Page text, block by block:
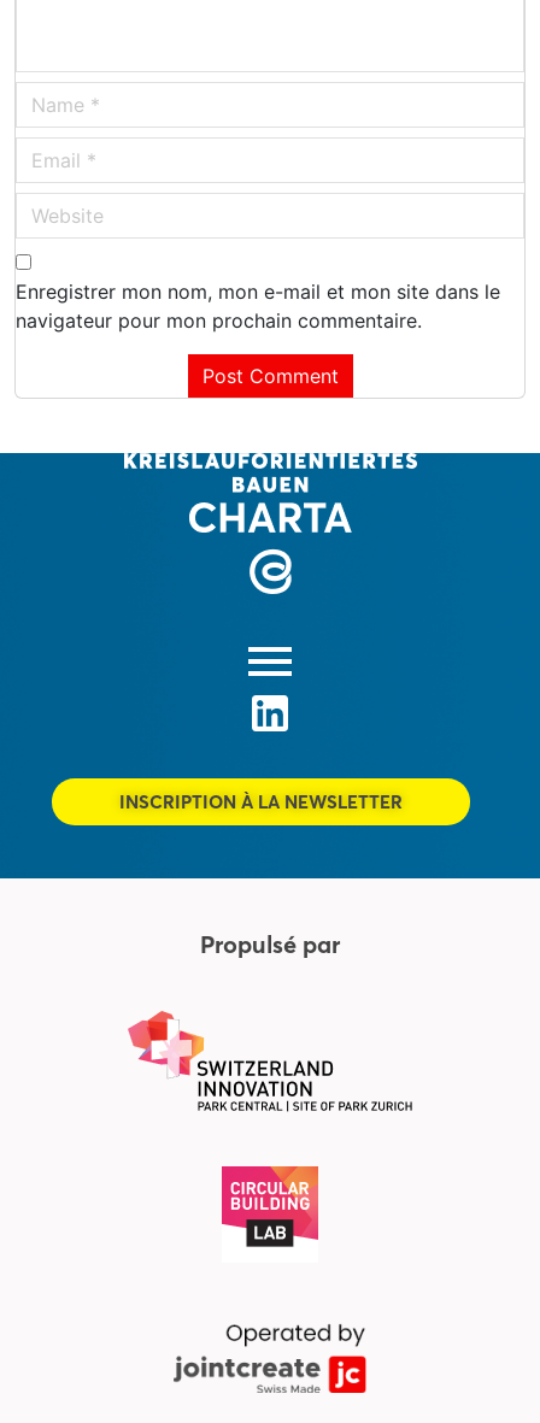
Enregistrer mon nom, mon e-mail et mon site dans le
navigateur pour mon prochain commentaire.
INSCRIPTION À LA NEWSLETTER
Propulsé par